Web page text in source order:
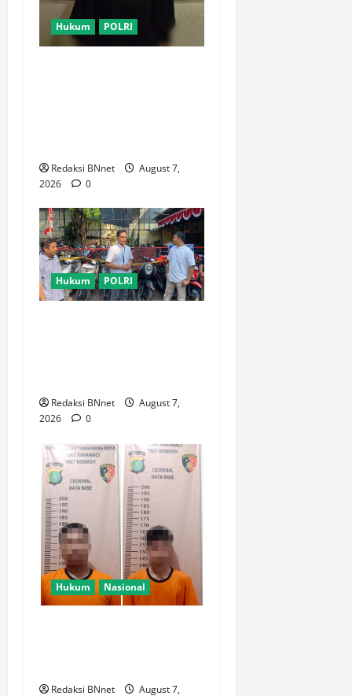
Hukum POLRI
Redaksi BNnet
August 7,
2026
0
Hukum POLRI
Redaksi BNnet
August 7,
2026
0
Hukum Nasional
Redaksi BNnet
August 7,